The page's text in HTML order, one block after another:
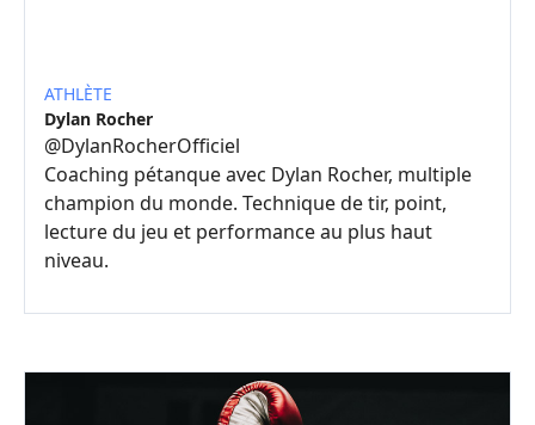
ATHLÈTE
Dylan Rocher
@DylanRocherOfficiel
Coaching pétanque avec Dylan Rocher, multiple
champion du monde. Technique de tir, point,
lecture du jeu et performance au plus haut
niveau.